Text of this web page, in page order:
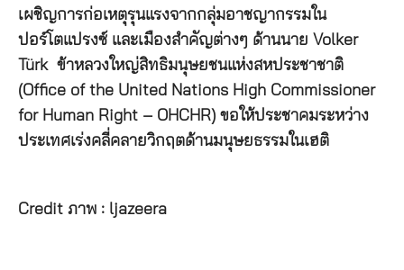
เผชิญการก่อเหตุรุนแรงจากกลุ่มอาชญากรรมใน
ปอร์โตแปรงซ์ และเมืองสำคัญต่างๆ ด้านนาย Volker
Türk ข้าหลวงใหญ่สิทธิมนุษยชนแห่งสหประชาชาติ
(Office of the United Nations High Commissioner
for Human Right – OHCHR) ขอให้ประชาคมระหว่าง
ประเทศเร่งคลี่คลายวิกฤตด้านมนุษยธรรมในเฮติ
Credit ภาพ : ljazeera